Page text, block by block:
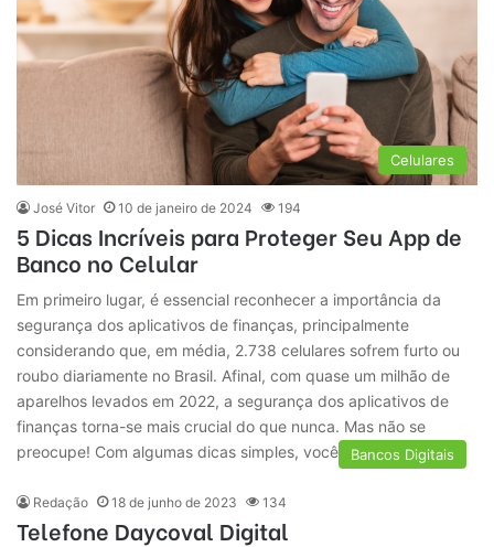
Celulares
José Vitor 10 de janeiro de 2024 194
5 Dicas Incríveis para Proteger Seu App de
Banco no Celular
Em primeiro lugar, é essencial reconhecer a importância da
segurança dos aplicativos de finanças, principalmente
considerando que, em média, 2.738 celulares sofrem furto ou
roubo diariamente no Brasil. Afinal, com quase um milhão de
aparelhos levados em 2022, a segurança dos aplicativos de
finanças torna-se mais crucial do que nunca. Mas não se
preocupe! Com algumas dicas simples, você pode…Bancos Digitais
Redação 18 de junho de 2023 134
Telefone Daycoval Digital